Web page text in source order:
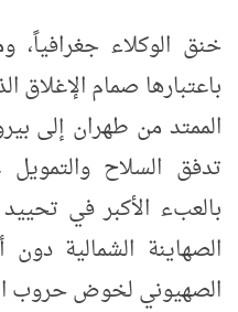
خنق الوكلاء
باعتبارها صمام الإغلاق
الممتد من طهران إلى
تدفق السلاح والتمويل
بالعبء الأكبر في
الصهاينة الشمالية
الصهيوني لخوض حروب